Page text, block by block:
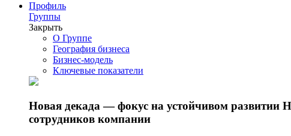
Профиль
Группы
Закрыть
О Группе
География бизнеса
Бизнес-модель
Ключевые показатели
Новая декада — фокус на устойчивом развитии
сотрудников компании